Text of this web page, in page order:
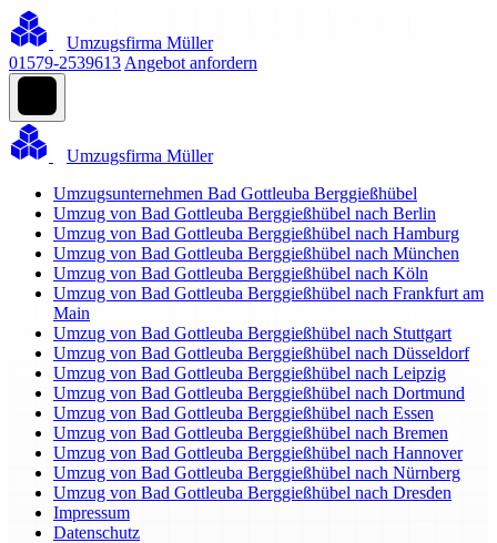
Umzugsfirma Müller
01579-2539613 Angebot anfordern
Umzugsfirma Müller
Umzugsunternehmen Bad Gottleuba Berggießhübel
Umzug von Bad Gottleuba Berggießhübel nach Berlin
Umzug von Bad Gottleuba Berggießhübel nach Hamburg
Umzug von Bad Gottleuba Berggießhübel nach München
Umzug von Bad Gottleuba Berggießhübel nach Köln
Umzug von Bad Gottleuba Berggießhübel nach Frankfurt am
Main
Umzug von Bad Gottleuba Berggießhübel nach Stuttgart
Umzug von Bad Gottleuba Berggießhübel nach Düsseldorf
Umzug von Bad Gottleuba Berggießhübel nach Leipzig
Umzug von Bad Gottleuba Berggießhübel nach Dortmund
Umzug von Bad Gottleuba Berggießhübel nach Essen
Umzug von Bad Gottleuba Berggießhübel nach Bremen
Umzug von Bad Gottleuba Berggießhübel nach Hannover
Umzug von Bad Gottleuba Berggießhübel nach Nürnberg
Umzug von Bad Gottleuba Berggießhübel nach Dresden
Impressum
Datenschutz